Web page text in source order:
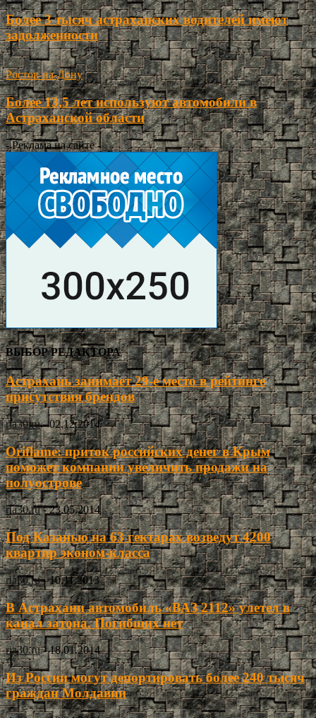
Более 3 тысяч астраханских водителей имеют
задолженности
Ростов-на-Дону
Более 13,5 лет используют автомобили в
Астраханской области
- Реклама на сайте -
ВЫБОР РЕДАКТОРА
Астрахань занимает 29-е место в рейтинге
присутствия брендов
ria30.ru - 02.12.2014
Oriflame: приток российских денег в Крым
поможет компании увеличить продажи на
полуострове
ria30.ru - 23.05.2014
Под Казанью на 63 гектарах возведут 4200
квартир эконом-класса
ria30.ru - 10.11.2013
В Астрахани автомобиль «ВАЗ 2112» улетел в
канал затона. Погибших нет
ria30.ru - 18.01.2014
Из России могут депортировать более 240 тысяч
граждан Молдавии